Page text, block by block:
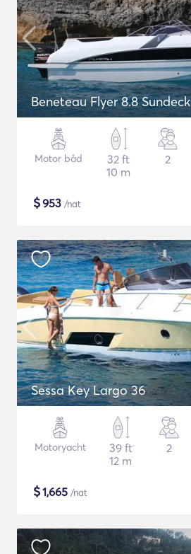
Beneteau Flyer 8.8 Sundeck
Motor båd
32 ft
10 m
2
$953 /nat
Sessa Key Largo 36
Motoryacht
39 ft
12 m
2
$1,665 /nat